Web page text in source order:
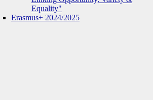
Equality"
Erasmus+ 2024/2025